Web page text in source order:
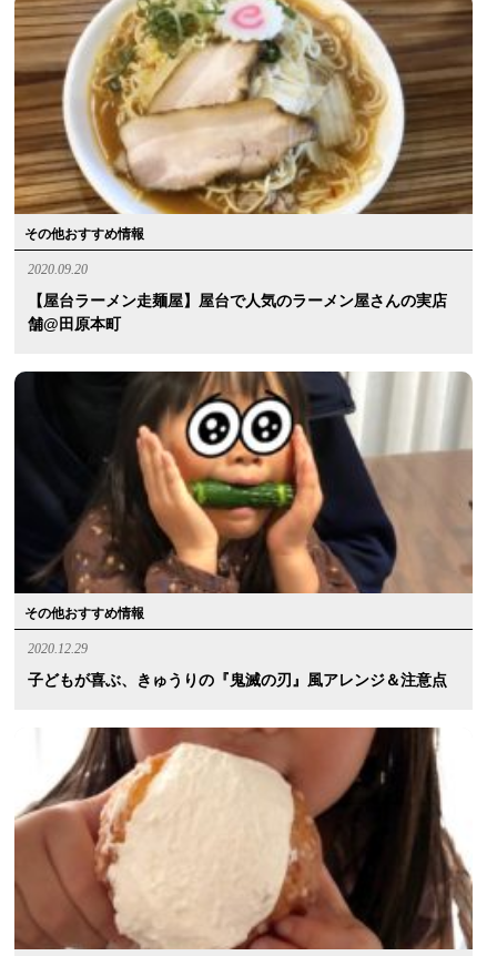
その他おすすめ情報
2020.09.20
【屋台ラーメン走麺屋】屋台で人気のラーメン屋さんの実店
舗@田原本町
その他おすすめ情報
2020.12.29
子どもが喜ぶ、きゅうりの『鬼滅の刃』風アレンジ＆注意点